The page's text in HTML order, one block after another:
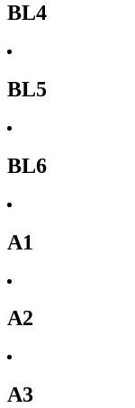
BL4
BL5
BL6
A1
A2
A3